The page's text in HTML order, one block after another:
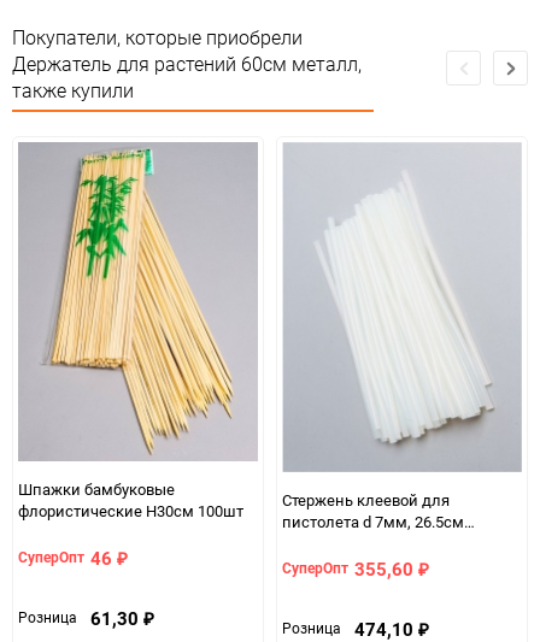
Сертификация Не подлежит сертификации
Особые условия Особых условий не требует
Единица измерения
Покупатели, которые приобрели
Держатель для растений 60см металл,
также купили
Шпажки бамбуковые
флористические H30см 100шт
СуперОпт 46 ₽
Розница 61,30 ₽
Стержень клеевой для
пистолета d 7мм, 26.5см
СуперОпт 355,60 ₽
Розница 474,10 ₽